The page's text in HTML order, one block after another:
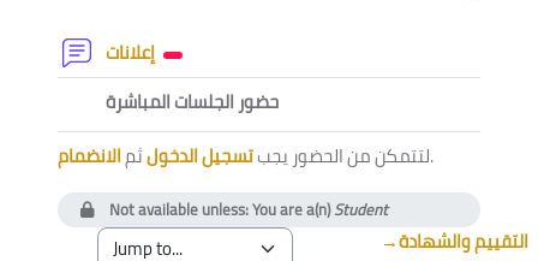
Forum
حضور الجلسات المباشرةExternal tool
لتتمكن من الحضور يجبتسجيل الدخولثمالانضمام .
Not available unless: You are a(n)Student
→التقييم والشهادة